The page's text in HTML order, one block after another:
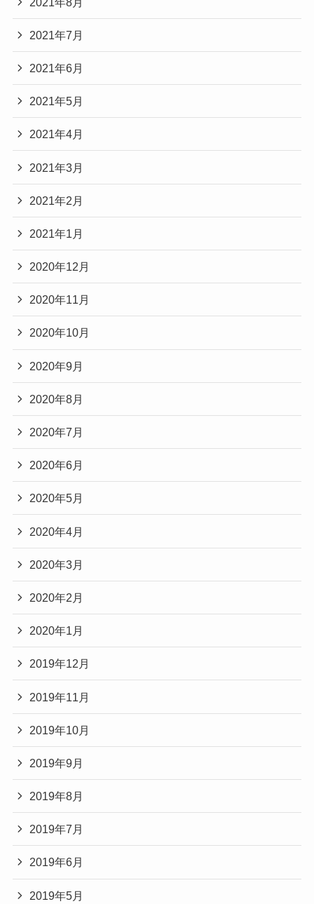
2021年7月
2021年6月
2021年5月
2021年4月
2021年3月
2021年2月
2021年1月
2020年12月
2020年11月
2020年10月
2020年9月
2020年8月
2020年7月
2020年6月
2020年5月
2020年4月
2020年3月
2020年2月
2020年1月
2019年12月
2019年11月
2019年10月
2019年9月
2019年8月
2019年7月
2019年6月
2019年5月